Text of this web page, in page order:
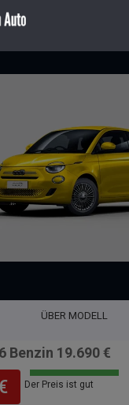
ÜBER MODELL
Benzin 19.690 €
Der Preis ist gut